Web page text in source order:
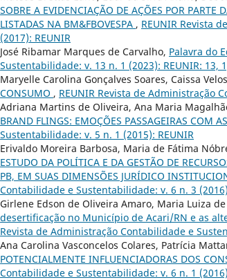
SOBRE A EVIDENCIAÇÃO DE AÇÕES POR PARTE
LISTADAS NA BM&FBOVESPA , REUNIR Revista
(2017): REUNIR
José Ribamar Marques de Carvalho, Palavra do
Sustentabilidade: v. 13 n. 1 (2023): REUNIR: 13,
Maryelle Carolina Gonçalves Soares, Caissa
CONSUMO , REUNIR Revista de Administração
Adriana Martins de Oliveira, Ana Maria
BRAND FLINGS: EMOÇÕES PASSAGEIRAS COM
Sustentabilidade: v. 5 n. 1 (2015): REUNIR
Erivaldo Moreira Barbosa, Maria de Fátima
ESTUDO DA POLÍTICA E DA GESTÃO DE
PB, EM SUAS DIMENSÕES JURÍDICO
Contabilidade e Sustentabilidade: v. 6 n. 3
Girlene Edson de Oliveira Amaro, Maria Luiza
desertificação no Município de Acari/RN e as
Revista de Administração Contabilidade e
Ana Carolina Vasconcelos Colares, Patrícia
POTENCIALMENTE INFLUENCIADORAS DOS
Contabilidade e Sustentabilidade: v. 6 n. 1